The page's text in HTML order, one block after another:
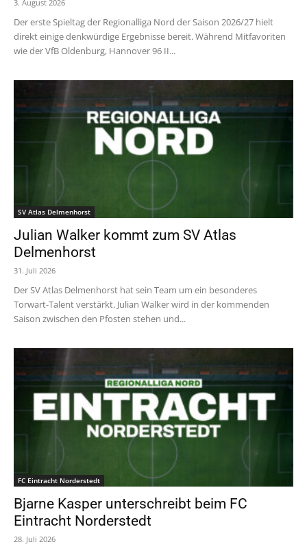
3. August 2026
Der erste Spieltag der Regionalliga Nord der Saison 2026/27 hielt
direkt einige denkwürdige Ergebnisse bereit. Während Mitfavoriten
wie der VfB Oldenburg, Hannover 96 II...
SV Atlas Delmenhorst
Julian Walker kommt zum SV Atlas
Delmenhorst
31. Juli 2026
Der SV Atlas Delmenhorst hat sein Team um ein besonderes
Torwart-Talent verstärkt. Julian Walker wird in der kommenden
Saison zwischen den Pfosten stehen und...
FC Eintracht Norderstedt
Bjarne Kasper unterschreibt beim FC
Eintracht Norderstedt
28. Juli 2026